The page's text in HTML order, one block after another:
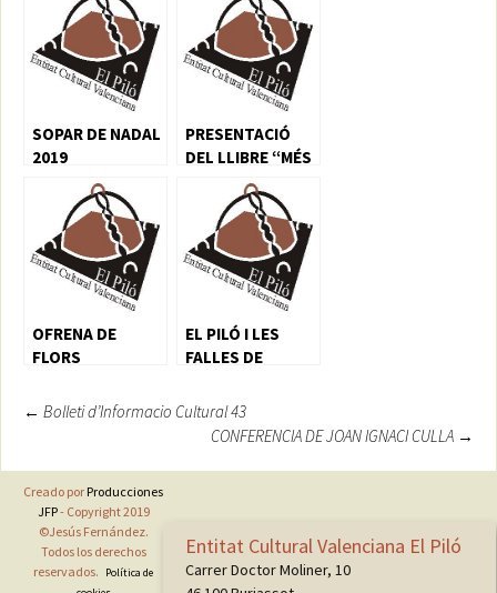
SOPAR DE NADAL
2019
PRESENTACIÓ
DEL LLIBRE “MÉS
ALLÀ DE LA
FOSCOR”
OFRENA DE
FLORS
EL PILÓ I LES
FALLES DE
Navegación
entradas
← Bolleti d’Informacio Cultural 43
CONFERENCIA DE JOAN IGNACI CULLA →
Entitat Cultural Valenciana El Piló
Carrer Doctor Moliner, 10
Creado por Producciones
JFP- Copyright 2019
©Jesús Fernández.
Todos los derechos
reservados.
Política de